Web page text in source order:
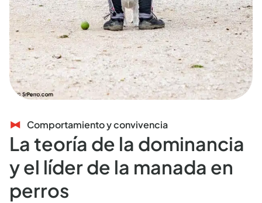
Comportamiento y convivencia
La teoría de la dominancia
y el líder de la manada en
perros